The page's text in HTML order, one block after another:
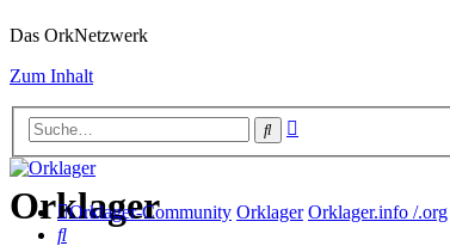
Das OrkNetzwerk
Zum Inhalt
Suche
Orklager
Orklager-Community Orklager Orklager.info /.org
Suche